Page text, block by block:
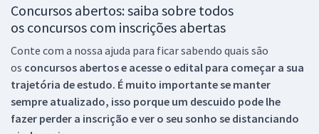
Concursos abertos: saiba sobre todos
os concursos com inscrições abertas
Conte com a nossa ajuda para ficar sabendo quais são
os concursos abertos e acesse o edital para começar a sua
trajetória de estudo. É muito importante se manter
sempre atualizado, isso porque um descuido pode lhe
fazer perder a inscrição e ver o seu sonho se distanciando